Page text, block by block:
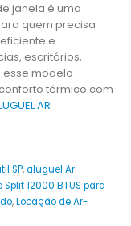
janela é uma
quem precisa
e
escritórios,
esse modelo
térmico com
AR
SP,aluguel Ar
12000 BTUS para
,Locação de Ar-